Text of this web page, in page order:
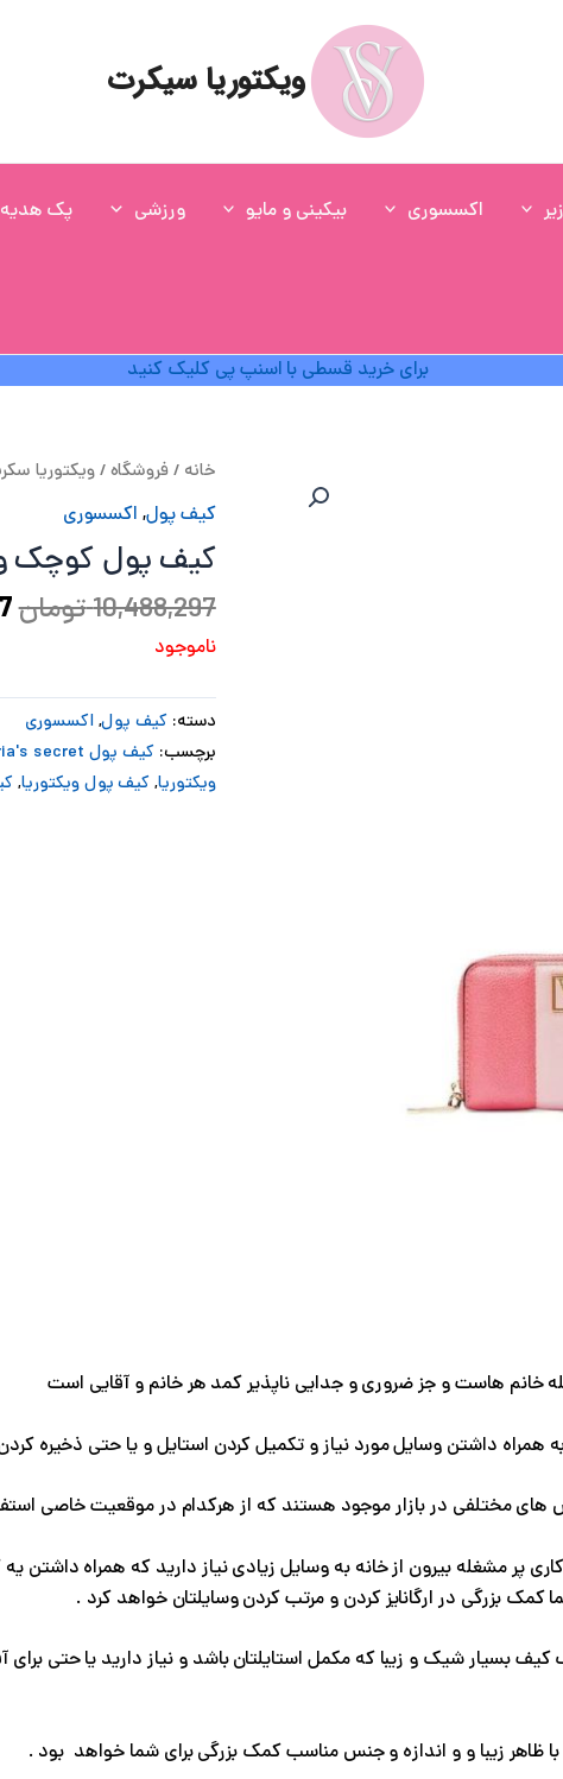
ویکتوریا سیکرت
اکسسوری بیکینی و مایو ورزشی پک هدیه
برای خرید قسطی با اسنپ پی کلیک کنید
خانه /فروشگاه/ویکتوریا
کیف پول, اکسسوری
کیف پول کوچک
10,488,297تومان
ناموجود
دسته: کیف پول,اکسسوری
برچسب: کیف پول Victoria's secret
ویکتوریا, کیف پول ویکتوریا,
خانم هاست و جز ضروری و جدایی ناپذیر کمد هر خانم و آقایی است
همراه داشتن وسایل مورد نیاز و تکمیل کردن استایل و یا حتی ذخیره
مختلفی در بازار موجود هستند که از هرکدام در موقعیت خاصی
پر مشغله بیرون از خانه به وسایل زیادی نیاز دارید که همراه
کمک بزرگی در ارگانایز کردن و مرتب کردن وسایلتان خواهد کرد .
کیف بسیار شیک و زیبا که مکمل استایلتان باشد و نیاز دارید یا حتی
زیبا و و اندازه و جنس مناسب کمک بزرگی برای شما خواهد بود .